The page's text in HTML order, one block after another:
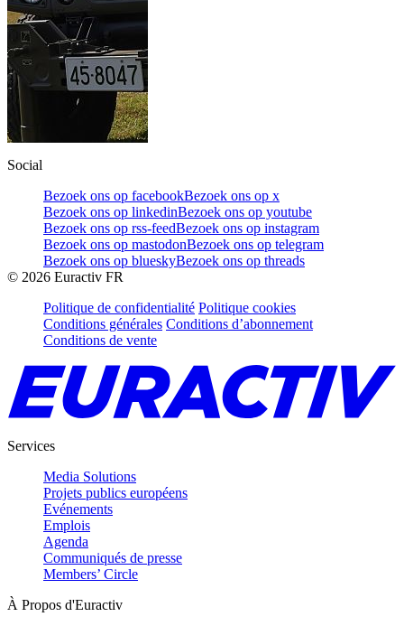
Social
Bezoek ons op facebookBezoek ons op x
Bezoek ons op linkedinBezoek ons op youtube
Bezoek ons op rss-feedBezoek ons op instagram
Bezoek ons op mastodonBezoek ons op telegram
Bezoek ons op blueskyBezoek ons op threads
© 2026 Euractiv FR
Politique de confidentialité Politique cookies
Conditions générales Conditions d’abonnement
Conditions de vente
Services
Media Solutions
Projets publics européens
Evénements
Emplois
Agenda
Communiqués de presse
Members’ Circle
À Propos d'Euractiv